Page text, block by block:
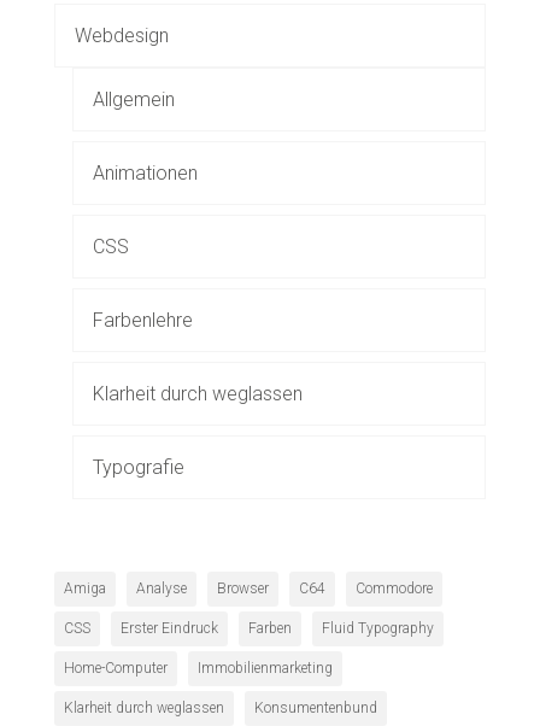
Webdesign
Allgemein
Animationen
CSS
Farbenlehre
Klarheit durch weglassen
Typografie
Amiga Analyse Browser C64 Commodore
CSS Erster Eindruck Farben Fluid Typography
Home-Computer Immobilienmarketing
Klarheit durch weglassen Konsumentenbund